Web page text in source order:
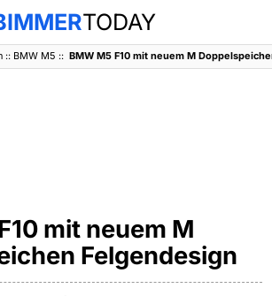
TODAY
:: BMW M5 :: BMW M5 F10 mit neuem M
mit neuem M
Felgendesign